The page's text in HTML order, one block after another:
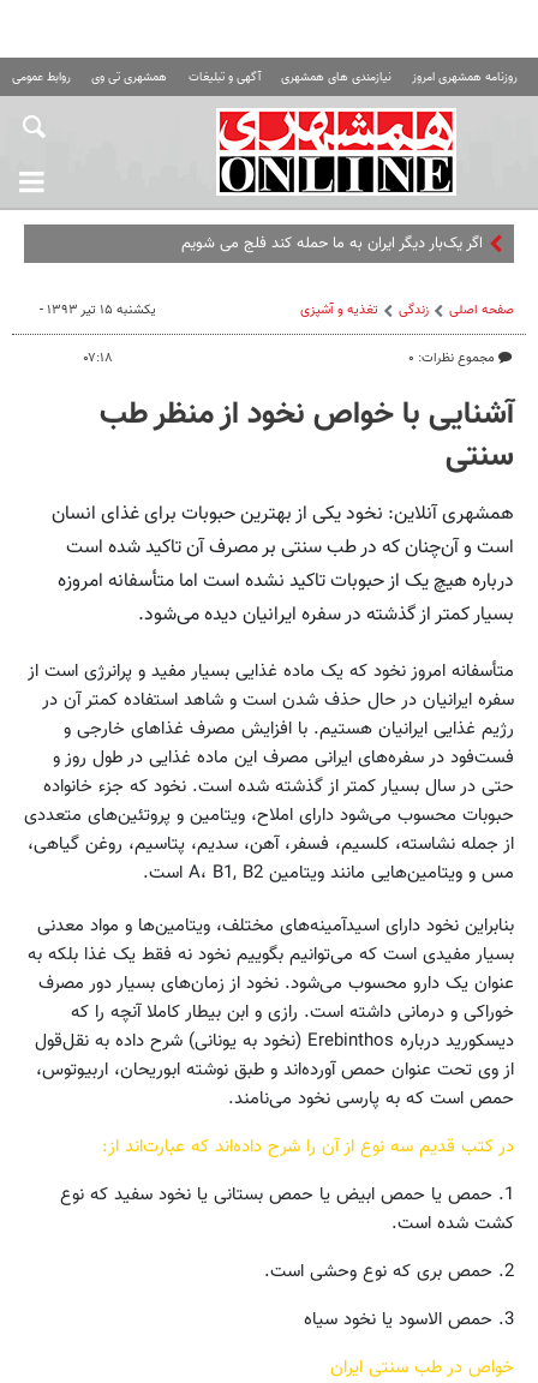
روزنامه همشهری امروز نیازمندی های همشهری آگهی و تبلیغات همشهری تی وی روابط عمومی
اگر یک‌بار دیگر ایران به ما حمله کند فلج می شویم
صفحه اصلی زندگی تغذیه و آشپزی
مجموع نظرات: ۰
یکشنبه ۱۵ تیر ۱۳۹۳ -
۰۷:۱۸
آشنایی با خواص نخود از منظر طب
سنتی
همشهری آنلاین: نخود یکی از بهترین حبوبات برای غذای انسان
است و آن‌چنان که در طب سنتی بر مصرف آن تاکید شده است
درباره هیچ یک از حبوبات تاکید نشده است اما متأسفانه امروزه
بسیار کمتر از گذشته در سفره ایرانیان دیده می‌شود.
متأسفانه امروز نخود که یک ماده غذایی بسیار مفید و پرانرژی است از
سفره ایرانیان در حال حذف شدن است و شاهد استفاده کمتر آن در
رژیم غذایی ایرانیان هستیم. با افزایش مصرف غذاهای خارجی و
فست‌فود در سفره‌های ایرانی مصرف این ماده غذایی در طول روز و
حتی در سال بسیار کمتر از گذشته شده است. نخود که جزء خانواده
حبوبات محسوب می‌شود دارای املاح، ویتامین و پروتئین‌های متعددی
از جمله نشاسته، کلسیم، فسفر، آهن، سدیم، پتاسیم، روغن گیاهی،
مس و ویتامین‌هایی مانند ویتامین A، B1, B2 است.
بنابراین نخود دارای اسیدآمینه‌های مختلف، ویتامین‌ها و مواد معدنی
بسیار مفیدی است که می‌توانیم بگوییم نخود نه فقط یک غذا بلکه به
عنوان یک دارو محسوب می‌شود. نخود از زمان‌های بسیار دور مصرف
خوراکی و درمانی داشته است. رازی و ابن بیطار کاملا آنچه را که
دیسکورید درباره Erebinthos (نخود به یونانی) شرح داده به نقل‌قول
از وی تحت عنوان حمص آورده‌اند و طبق نوشته ابوریحان، اربیوتوس،
حمص است که به پارسی نخود می‌نامند.
در کتب قدیم سه نوع از آن را شرح داده‌اند که عبارت‌اند از:
1. حمص یا حمص ابیض یا حمص بستانی یا نخود سفید که نوع
کشت شده است.
2. حمص بری که نوع وحشی است.
3. حمص الاسود یا نخود سیاه
خواص در طب سنتی ایران